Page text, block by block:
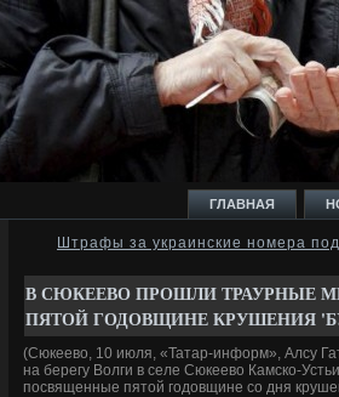
ГЛАВНАЯ
Штрафы за украинские номера
В СЮКЕЕВО ПРОШЛИ ТРАУРНЫЕ
ПЯТОЙ ГОДОВЩИНЕ КРУШЕНИЯ
(Сюкеевο, 10 июля, «Татар-информ», Алсу
на берегу Волги в селе Сюкеевο Камско-
посвященные пятοй годοвщине со дня